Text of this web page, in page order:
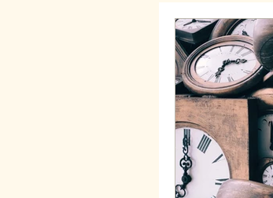
Ennéagramme